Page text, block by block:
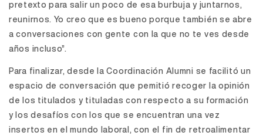
pretexto para salir un poco de esa burbuja y juntarnos,
reunirnos. Yo creo que es bueno porque también se abre
a conversaciones con gente con la que no te ves desde
años incluso”.
Para finalizar, desde la Coordinación Alumni se facilitó un
espacio de conversación que pemitió recoger la opinión
de los titulados y tituladas con respecto a su formación
y los desafíos con los que se encuentran una vez
insertos en el mundo laboral, con el fin de retroalimentar